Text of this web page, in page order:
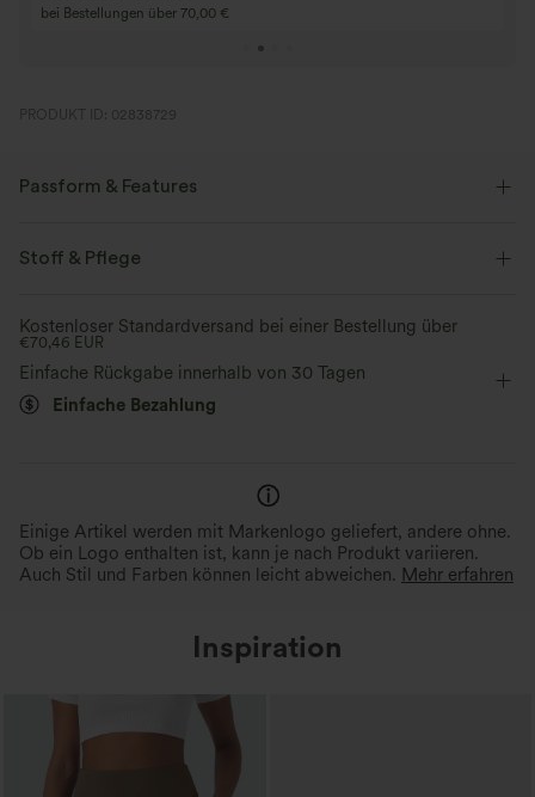
bei Bestellungen über 70,00 €
PRODUKT ID: 02838729
Passform & Features
Mittlere Dehnung
Stoff & Pflege
Kostenloser Standardversand bei einer Bestellung über
€70,46 EUR
Einfache Rückgabe innerhalb von 30 Tagen
Einfache Bezahlung
Einige Artikel werden mit Markenlogo geliefert, andere ohne.
Ob ein Logo enthalten ist, kann je nach Produkt variieren.
Auch Stil und Farben können leicht abweichen. Mehr erfahren
Inspiration